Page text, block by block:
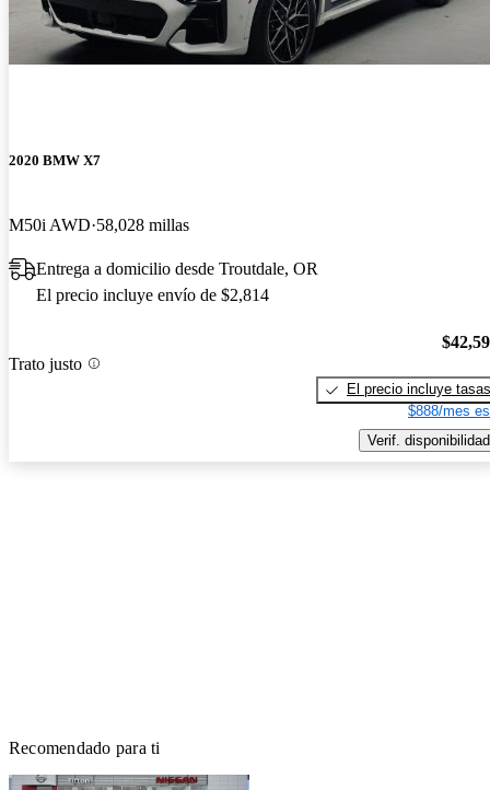
2020 BMW X7
M50i AWD 58,028 millas
Entrega a domicilio desde Troutdale, OR
El precio incluye envío de $2,814
Trato justo
El precio incluye tasas
$888/mes
Verif. disponibilidad
Recomendado para ti